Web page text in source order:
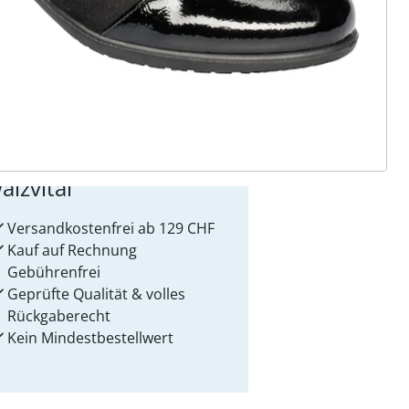
Versandkostenfrei ab 129 CHF
Kauf auf Rechnung
Gebührenfrei
Geprüfte Qualität & volles
Rückgaberecht
Kein Mindest­bestellwert